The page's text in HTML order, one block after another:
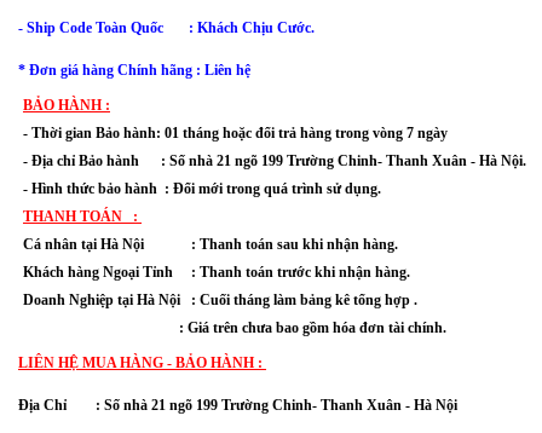
- Ship Code Toàn Quốc : Khách Chịu Cước.
* Đơn giá hàng Chính hãng : Liên hệ
BẢO HÀNH :
- Thời gian Bảo hành: 01 tháng hoặc đổi trả hàng trong vòng 7 ngày
- Địa chỉ Bảo hành : Số nhà 21 ngõ 199 Trường Chinh- Thanh Xuân - Hà Nội.
- Hình thức bảo hành : Đổi mới trong quá trình sử dụng.
THANH TOÁN :
Cá nhân tại Hà Nội : Thanh toán sau khi nhận hàng.
Khách hàng Ngoại Tỉnh : Thanh toán trước khi nhận hàng.
Doanh Nghiệp tại Hà Nội : Cuối tháng làm bảng kê tổng hợp .
: Giá trên chưa bao gồm hóa đơn tài chính.
LIÊN HỆ MUA HÀNG - BẢO HÀNH :
Địa Chỉ : Số nhà 21 ngõ 199 Trường Chinh- Thanh Xuân - Hà Nội